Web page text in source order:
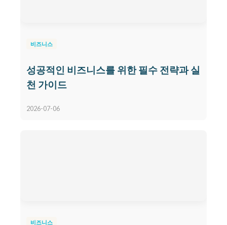
비즈니스
성공적인 비즈니스를 위한 필수 전략과 실
천 가이드
2026-07-06
비즈니스